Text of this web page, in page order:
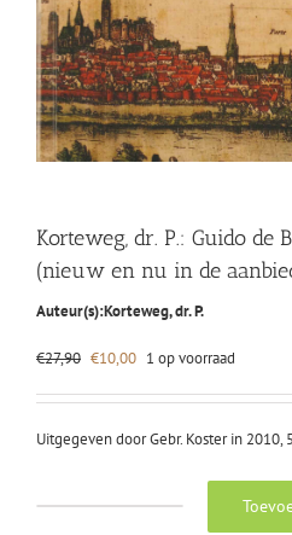
Korteweg, dr. P.: Guido de
(nieuw en nu in de
Auteur(s):Korteweg, dr. P.
€27,90 Oorspronkelijke
was:
€10,00Huidige
is:
1 op voorraad
Uitgegeven door Gebr. Koster in 2010,